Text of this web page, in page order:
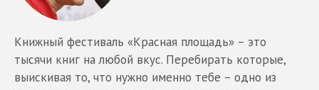
Книжный фестиваль «Красная площадь» – это
тысячи книг на любой вкус. Перебирать которые,
выискивая то, что нужно именно тебе – одно из